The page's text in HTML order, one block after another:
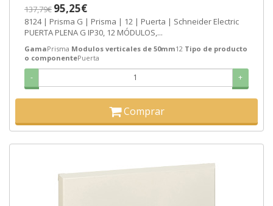
137,79€ 95,25€
8124 | Prisma G | Prisma | 12 | Puerta | Schneider Electric
PUERTA PLENA G IP30, 12 MÓDULOS,...
GamaPrisma Modulos verticales de 50mm12 Tipo de producto
o componentePuerta
- +
Comprar